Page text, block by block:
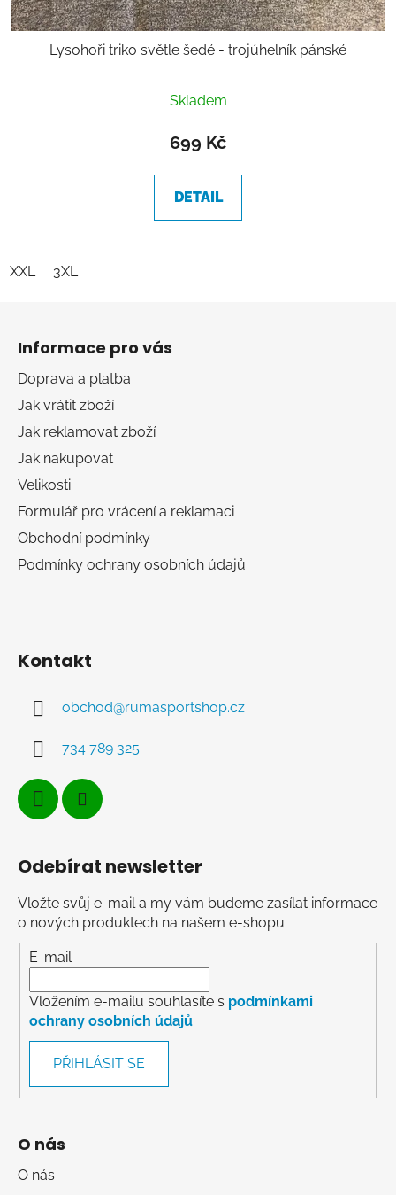
Lysohoři triko světle šedé - trojúhelník pánské
Skladem
699 Kč
DETAIL
XXL 3XL
Informace pro vás
Doprava a platba
Jak vrátit zboží
Jak reklamovat zboží
Jak nakupovat
Velikosti
Formulář pro vrácení a reklamaci
Obchodní podmínky
Podmínky ochrany osobních údajů
Kontakt
obchod@rumasportshop.cz
734 789 325
Odebírat newsletter
Vložte svůj e-mail a my vám budeme zasílat informace
o nových produktech na našem e-shopu.
E-mail
Vložením e-mailu souhlasíte s podmínkami
ochrany osobních údajů
PŘIHLÁSIT SE
O nás
O nás